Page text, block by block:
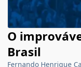
O
Brasil
Fernando Henrique